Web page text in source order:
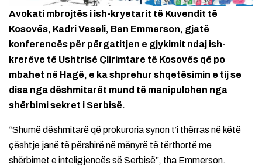
Avokati mbrojtës i ish-kryetarit të Kuvendit të
Kosovës, Kadri Veseli, Ben Emmerson, gjatë
konferencës për përgatitjen e gjykimit ndaj ish-
krerëve të Ushtrisë Çlirimtare të Kosovës që po
mbahet në Hagë, e ka shprehur shqetësimin e tij se
disa nga dëshmitarët mund të manipulohen nga
shërbimi sekret i Serbisë.
“Shumë dëshmitarë që prokuroria synon t’i thërras në këtë
çështje janë të përshirë në mënyrë të tërthortë me
shërbimet e inteligjencës së Serbisë”, tha Emmerson.